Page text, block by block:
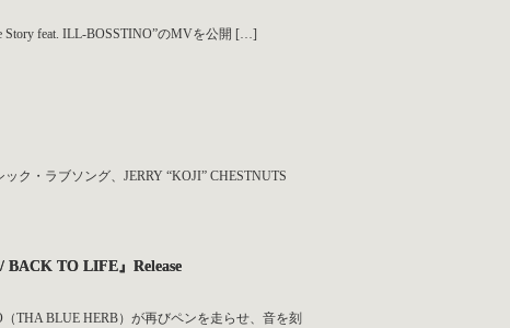
feat. ILL-BOSSTINO”のMVを公開 […]
ク・ラブソング、JERRY “KOJI” CHESTNUTS
TO LIFE』Release
THA BLUE HERB）が再びペンを走らせ、音を刻